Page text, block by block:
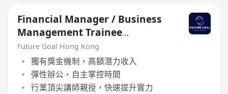
Financial Manager / Business
Management Trainee
Programme
Future Goal Hong Kong
獨有獎金機制，高額潛力收入
彈性辦公，自主掌控時間
行業頂尖講師親授，快速提升實力